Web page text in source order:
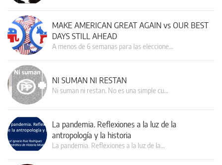
MAKE AMERICAN GREAT AGAIN vs OUR BEST
DAYS STILL AHEAD
A menos de 6 semanas para las eleccione…
NI SUMAN NI RESTAN
Ni suman ni restan. No es una simple cu…
La pandemia. Reflexiones a la luz de la
antropología y la historia
La pandemia. Reflexiones a la luz de la…